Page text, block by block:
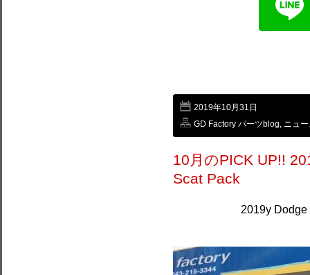
2019年10月31日
GD Factory パーツblog, ニュ
10月のPICK UP!!
Scat Pack
2019y